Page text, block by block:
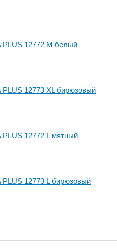
PLUS 12772 M белый
PLUS 12773 XL бирюзовый
PLUS 12772 L мятный
PLUS 12773 L бирюзовый